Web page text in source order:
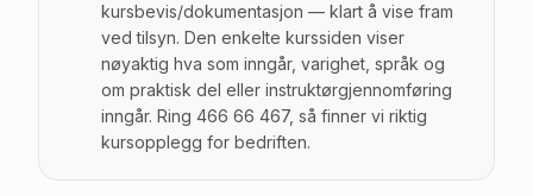
kursbevis/dokumentasjon — klart å vise fram
ved tilsyn. Den enkelte kurssiden viser
nøyaktig hva som inngår, varighet, språk og
om praktisk del eller instruktørgjennomføring
inngår. Ring 466 66 467, så finner vi riktig
kursopplegg for bedriften.